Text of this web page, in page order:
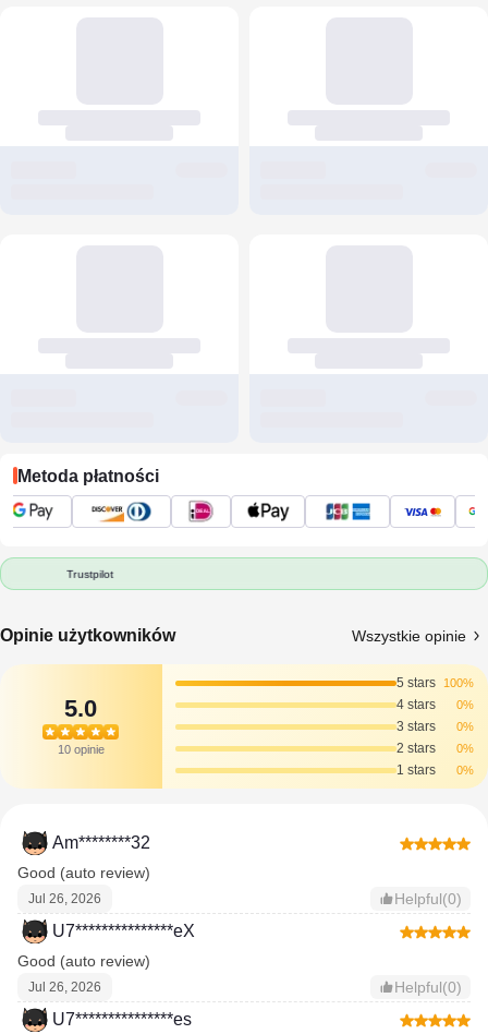
Metoda płatności
Trustpilot
Opinie użytkowników Wszystkie opinie
5.0
10 opinie
5 stars 100%
4 stars 0%
3 stars 0%
2 stars 0%
1 stars 0%
Am********32
Good (auto review)
Jul 26, 2026 Helpful(0)
U7***************eX
Good (auto review)
Jul 26, 2026 Helpful(0)
U7***************es